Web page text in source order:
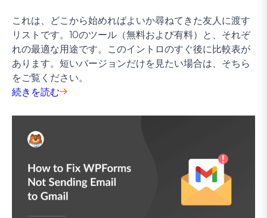
これは、どこから始めればよいか尋ねてきた友人に渡す
リストです。10のツール（無料および有料）と、それぞ
れの最適な用途です。このイントロのすぐ後に比較表が
あります。短いバージョンだけを見たい場合は、そちら
をご覧ください。
続きを読む